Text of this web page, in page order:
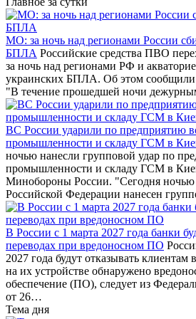
МО: за ночь над регионами России
БПЛА Российские средства ПВО
за ночь над регионами РФ и
украинских БПЛА. Об этом
"В течение прошедшей ночи
ВС России ударили по предприятию
промышленности и складу ГСМ в
ночью нанесли групповой удар по
промышленности и складу ГСМ в
Минобороны России. "Сегодня
Российской Федерации нанесен
В России с 1 марта 2027 года банки
переводах при вредоносном ПО
2027 года будут отказывать клиентам
на их устройстве обнаружено
обеспечение (ПО), следует из
от 26…
Тема дня